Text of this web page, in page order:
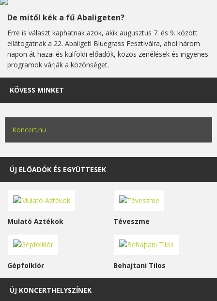
De mitől kék a fű Abaligeten?
Erre is választ kaphatnak azok, akik augusztus 7. és 9. között
ellátogatnak a 22. Abaligeti Bluegrass Fesztiválra, ahol három
napon át hazai és külföldi előadók, közös zenélések és ingyenes
programok várják a közönséget.
KÖVESS MINKET
Koncert.hu
ÚJ ELŐADÓK ÉS EGYÜTTESEK
Mulató Aztékok Téveszme
Gépfolklór Behajtani Tilos
ÚJ KONCERTHELYSZÍNEK